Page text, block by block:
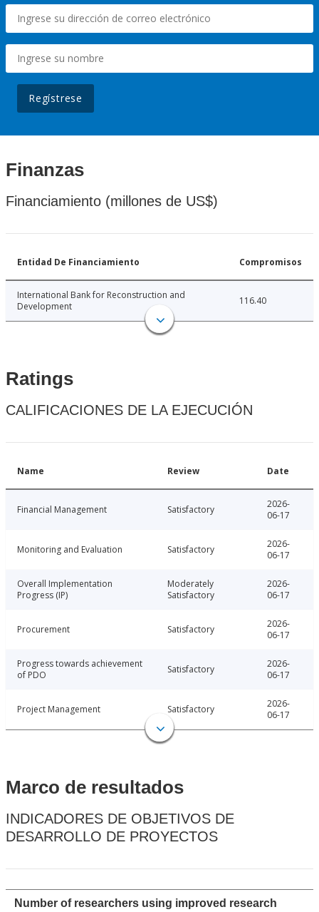
Regístrese
Finanzas
Financiamiento (millones de US$)
Entidad De Financiamiento Compromisos
International Bank for Reconstruction and
Development
116.40
Ratings
CALIFICACIONES DE LA EJECUCIÓN
Name Review Date
Financial Management Satisfactory
2026-
06-17
Monitoring and Evaluation Satisfactory
2026-
06-17
Overall Implementation
Progress (IP)
Moderately
Satisfactory
2026-
06-17
Procurement Satisfactory
2026-
06-17
Progress towards achievement
of PDO
Satisfactory
2026-
06-17
Project Management Satisfactory
2026-
06-17
Marco de resultados
INDICADORES DE OBJETIVOS DE
DESARROLLO DE PROYECTOS
Number of researchers using improved research